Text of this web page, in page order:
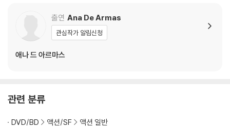
출연 Ana De Armas
관심작가 알림신청
애나 드 아르마스
관련 분류
DVD/BD 액션/SF
액션 일반